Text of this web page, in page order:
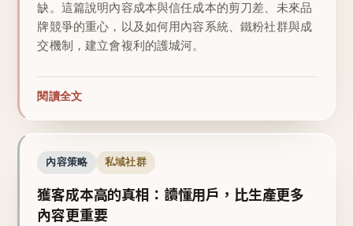
缺。這篇說明內容成本與信任成本的剪刀差、未來品
牌競爭的重心，以及如何用內容系統、鐵粉社群與成
交機制，建立會複利的護城河。
閱讀全文
內容策略 私域社群
獲客成本高的真相：讀懂用戶，比生產更多
內容更重要